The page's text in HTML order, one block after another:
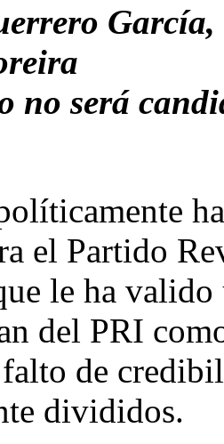
no será
el Partido
le ha
del PRI
de
divididos.